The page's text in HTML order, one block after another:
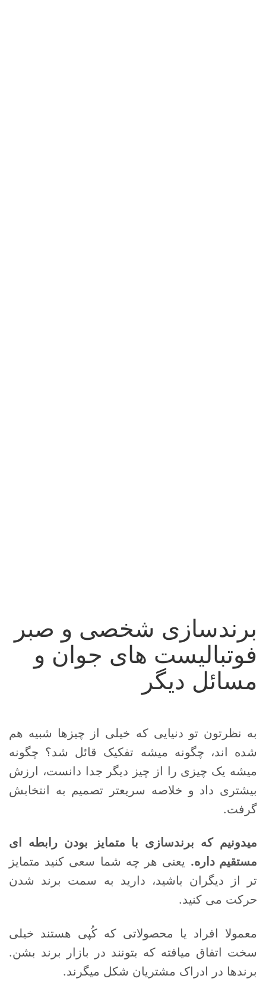
برندسازی شخصی و صبر
فوتبالیست های جوان و
مسائل دیگر
به نظرتون تو دنیایی که خیلی از چیزها شبیه هم
شده اند، چگونه میشه تفکیک قائل شد؟ چگونه
میشه یک چیزی را از چیز دیگر جدا دانست، ارزش
بیشتری داد و خلاصه سریعتر تصمیم به انتخابش
گرفت.
میدونیم که برندسازی با متمایز بودن رابطه ای
مستقیم داره. یعنی هر چه شما سعی کنید متمایز
تر از دیگران باشید، دارید به سمت برند شدن
حرکت می کنید.
معمولا افراد یا محصولاتی که کُپی هستند خیلی
سخت اتفاق میافته که بتونند در بازار برند بشن.
برندها در ادراک مشتریان شکل میگرند.